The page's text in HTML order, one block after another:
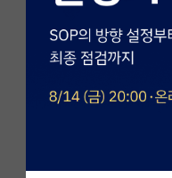
커뮤니티 홈
전체글보기
베스트 게시판
자유 게시판(아무개랩)